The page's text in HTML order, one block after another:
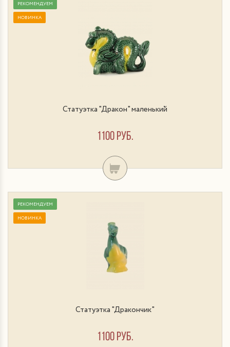
РЕКОМЕНДУЕМ
НОВИНКА
Статуэтка "Дракон" маленький
1100 руб.
РЕКОМЕНДУЕМ
НОВИНКА
Статуэтка "Дракончик"
1100 руб.